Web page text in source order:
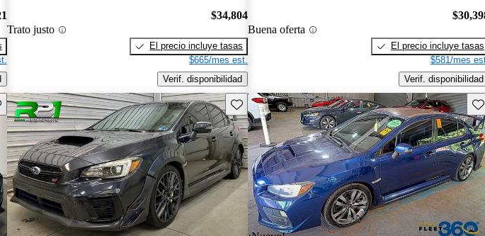
Trato justo
$34,804
El precio incluye tasas
$665/mes est.
Verif. disponibilidad
Buena oferta
El precio incluye tasas
$581/mes
Verif. disponibilidad
este Aviso Guarda este Aviso